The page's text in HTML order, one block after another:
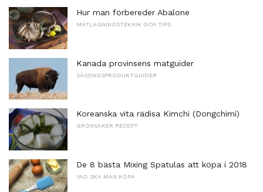
Hur man förbereder Abalone
MATLAGNINGSTEKNIK OCH TIPS
Kanada provinsens matguider
SÄSONGSPRODUKTGUIDER
Koreanska vita rädisa Kimchi (Dongchimi)
GRÖNSAKER RECEPT
De 8 bästa Mixing Spatulas att köpa i 2018
VAD SKA MAN KÖPA